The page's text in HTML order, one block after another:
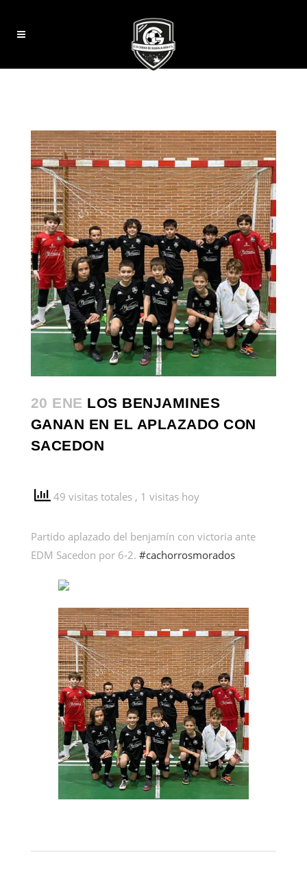
20 ENE LOS BENJAMINES
GANAN EN EL APLAZADO CON
SACEDON
49 visitas totales , 1 visitas hoy
Partido aplazado del benjamín con victoria ante
EDM Sacedon por 6-2. #cachorrosmorados